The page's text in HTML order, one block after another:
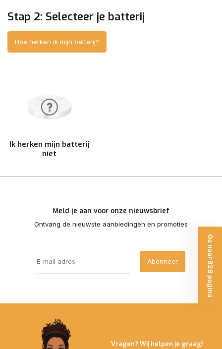
Stap 2: Selecteer je batterij
Hoe herken ik mijn batterij?
Ik herken mijn batterij
niet
Meld je aan voor onze nieuwsbrief
Ontvang de nieuwste aanbiedingen en promoties
Abonneer
Vragen? Wij helpen je graag!
Ga naar B2B pagina